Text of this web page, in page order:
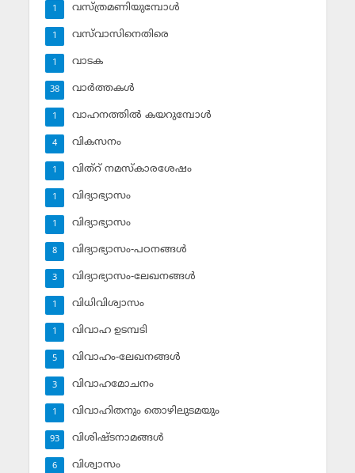
വസ്ത്രമണിയുമ്പോള്‍
1
വസ്‌വാസിനെതിരെ
1
വാടക
1
വാര്‍ത്തകള്‍
38
വാഹനത്തില്‍ കയറുമ്പോള്‍
1
വികസനം
4
വിത്‌റ് നമസ്‌കാരശേഷം
1
വിദ്യാഭ്യാസം
1
വിദ്യാഭ്യാസം
1
വിദ്യാഭ്യാസം-പഠനങ്ങള്‍
8
വിദ്യാഭ്യാസം-ലേഖനങ്ങള്‍
3
വിധിവിശ്വാസം
1
വിവാഹ ഉടമ്പടി
1
വിവാഹം-ലേഖനങ്ങള്‍
5
വിവാഹമോചനം
3
വിവാഹിതനും തൊഴിലുടമയും
1
വിശിഷ്ടനാമങ്ങള്‍
93
വിശ്വാസം
6